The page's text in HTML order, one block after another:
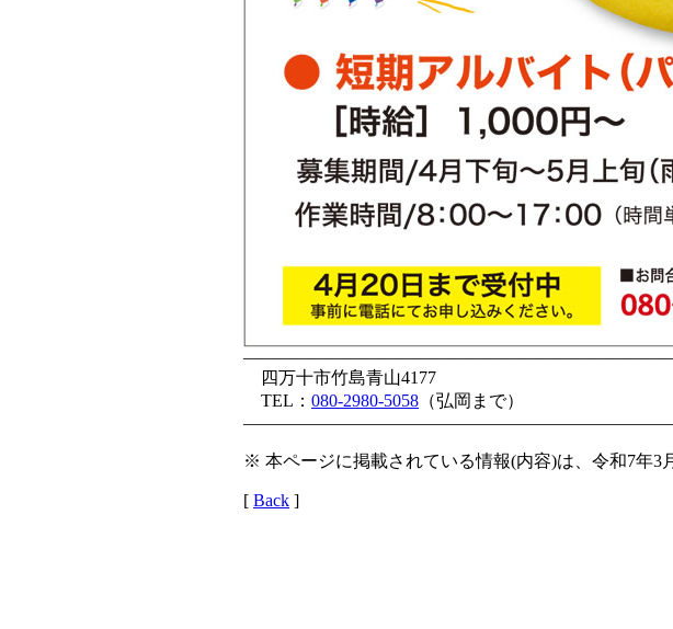
四万十市竹島青山4177
TEL： 080-2980-5058 （弘岡まで）
※ 本ページに掲載されている情報(内容)は、令和7年3
[ Back ]